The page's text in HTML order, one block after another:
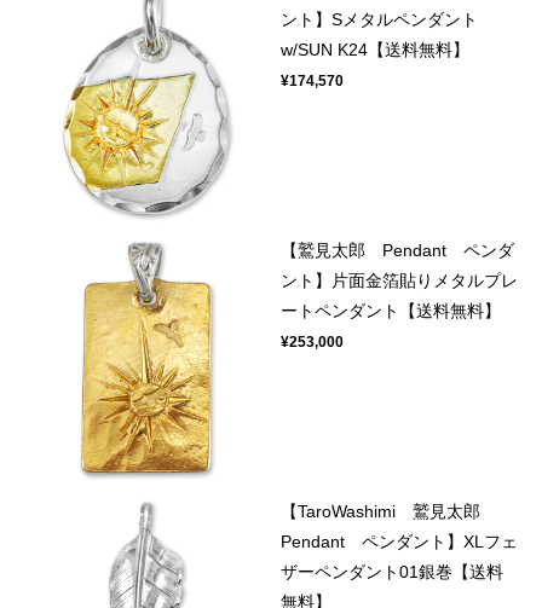
ント】Sメタルペンダント
w/SUN K24【送料無料】
¥174,570
【鷲見太郎 Pendant ペンダ
ント】片面金箔貼りメタルプレ
ートペンダント【送料無料】
¥253,000
【TaroWashimi 鷲見太郎
Pendant ペンダント】XLフェ
ザーペンダント01銀巻【送料
無料】